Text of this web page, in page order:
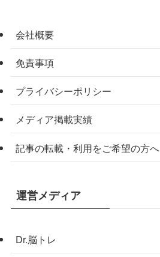
会社概要
免責事項
プライバシーポリシー
メディア掲載実績
記事の転載・利用をご希望の方へ
運営メディア
Dr.脳トレ